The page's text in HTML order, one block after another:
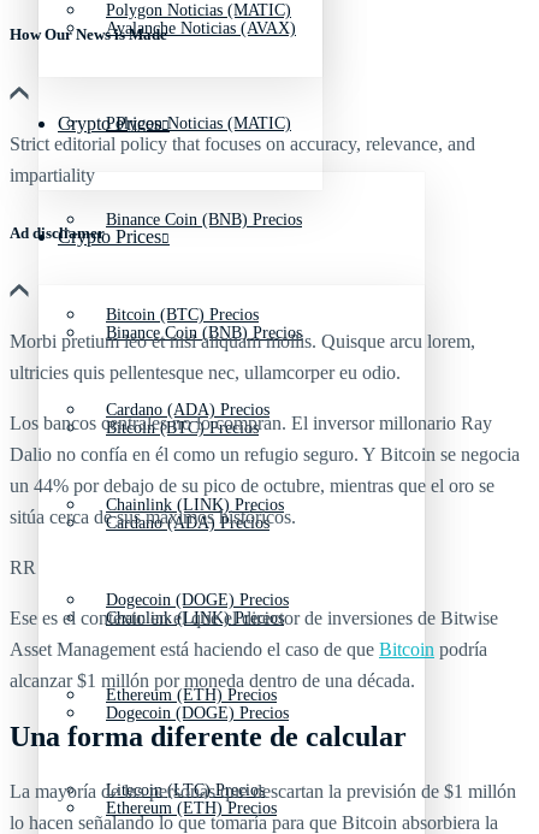
Polygon Noticias (MATIC)
Crypto Prices
Binance Coin (BNB) Precios
Bitcoin (BTC) Precios
Cardano (ADA) Precios
Chainlink (LINK) Precios
Dogecoin (DOGE) Precios
Ethereum (ETH) Precios
Litecoin (LTC) Precios
Avalanche Noticias (AVAX)
Polygon Noticias (MATIC)
Crypto Prices
Binance Coin (BNB) Precios
Bitcoin (BTC) Precios
Cardano (ADA) Precios
Chainlink (LINK) Precios
Dogecoin (DOGE) Precios
Ethereum (ETH) Precios
How Our News is Made
Strict editorial policy that focuses on accuracy, relevance, and
impartiality
Ad discliamer
Morbi pretium leo et nisl aliquam mollis. Quisque arcu lorem,
ultricies quis pellentesque nec, ullamcorper eu odio.
Los bancos centrales no lo compran. El inversor millonario Ray
Dalio no confía en él como un refugio seguro. Y Bitcoin se negocia
un 44% por debajo de su pico de octubre, mientras que el oro se
sitúa cerca de sus máximos históricos.
RR
Ese es el contexto en el que el director de inversiones de Bitwise
Asset Management está haciendo el caso de que Bitcoin podría
alcanzar $1 millón por moneda dentro de una década.
Una forma diferente de calcular
La mayoría de las personas que descartan la previsión de $1 millón
lo hacen señalando lo que tomaría para que Bitcoin absorbiera la